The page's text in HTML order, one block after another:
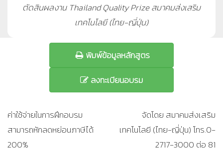
ตัดสินผลงาน Thailand Quality Prize สมาคมส่งเสริม
เทคโนโลยี (ไทย-ญี่ปุ่น)
พิมพ์ข้อมูลหลักสูตร
ลงทะเบียนอบรม
ค่าใช้จ่ายในการฝึกอบรม
สามารถหักลดหย่อนภาษีได้
200%
จัดโดย สมาคมส่งเสริม
เทคโนโลยี (ไทย-ญี่ปุ่น) โทร.0-
2717-3000 ต่อ 81